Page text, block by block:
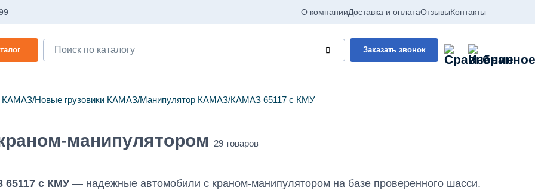
О компанииДоставка и оплатаОтзывыКонтакты
Заказать звонок
КАМАЗ Новые грузовики КАМАЗ Манипулятор КАМАЗ КАМАЗ 65117 с КМУ
манипулятором
с КМУ— надежные автомобили с краном-манипулятором на базе проверенного шасси.